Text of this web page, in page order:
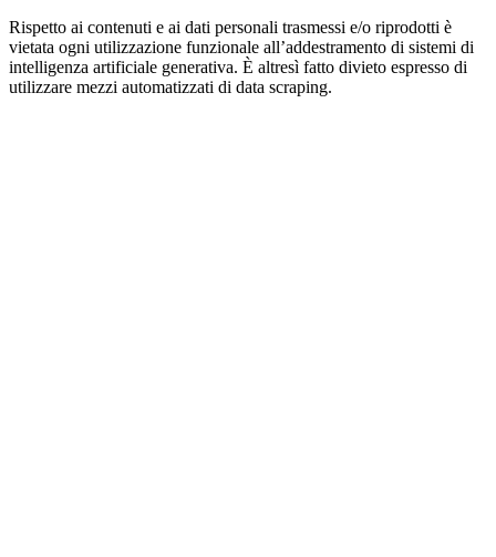
Rispetto ai contenuti e ai dati personali trasmessi e/o riprodotti è
vietata ogni utilizzazione funzionale all’addestramento di sistemi di
intelligenza artificiale generativa. È altresì fatto divieto espresso di
utilizzare mezzi automatizzati di data scraping.